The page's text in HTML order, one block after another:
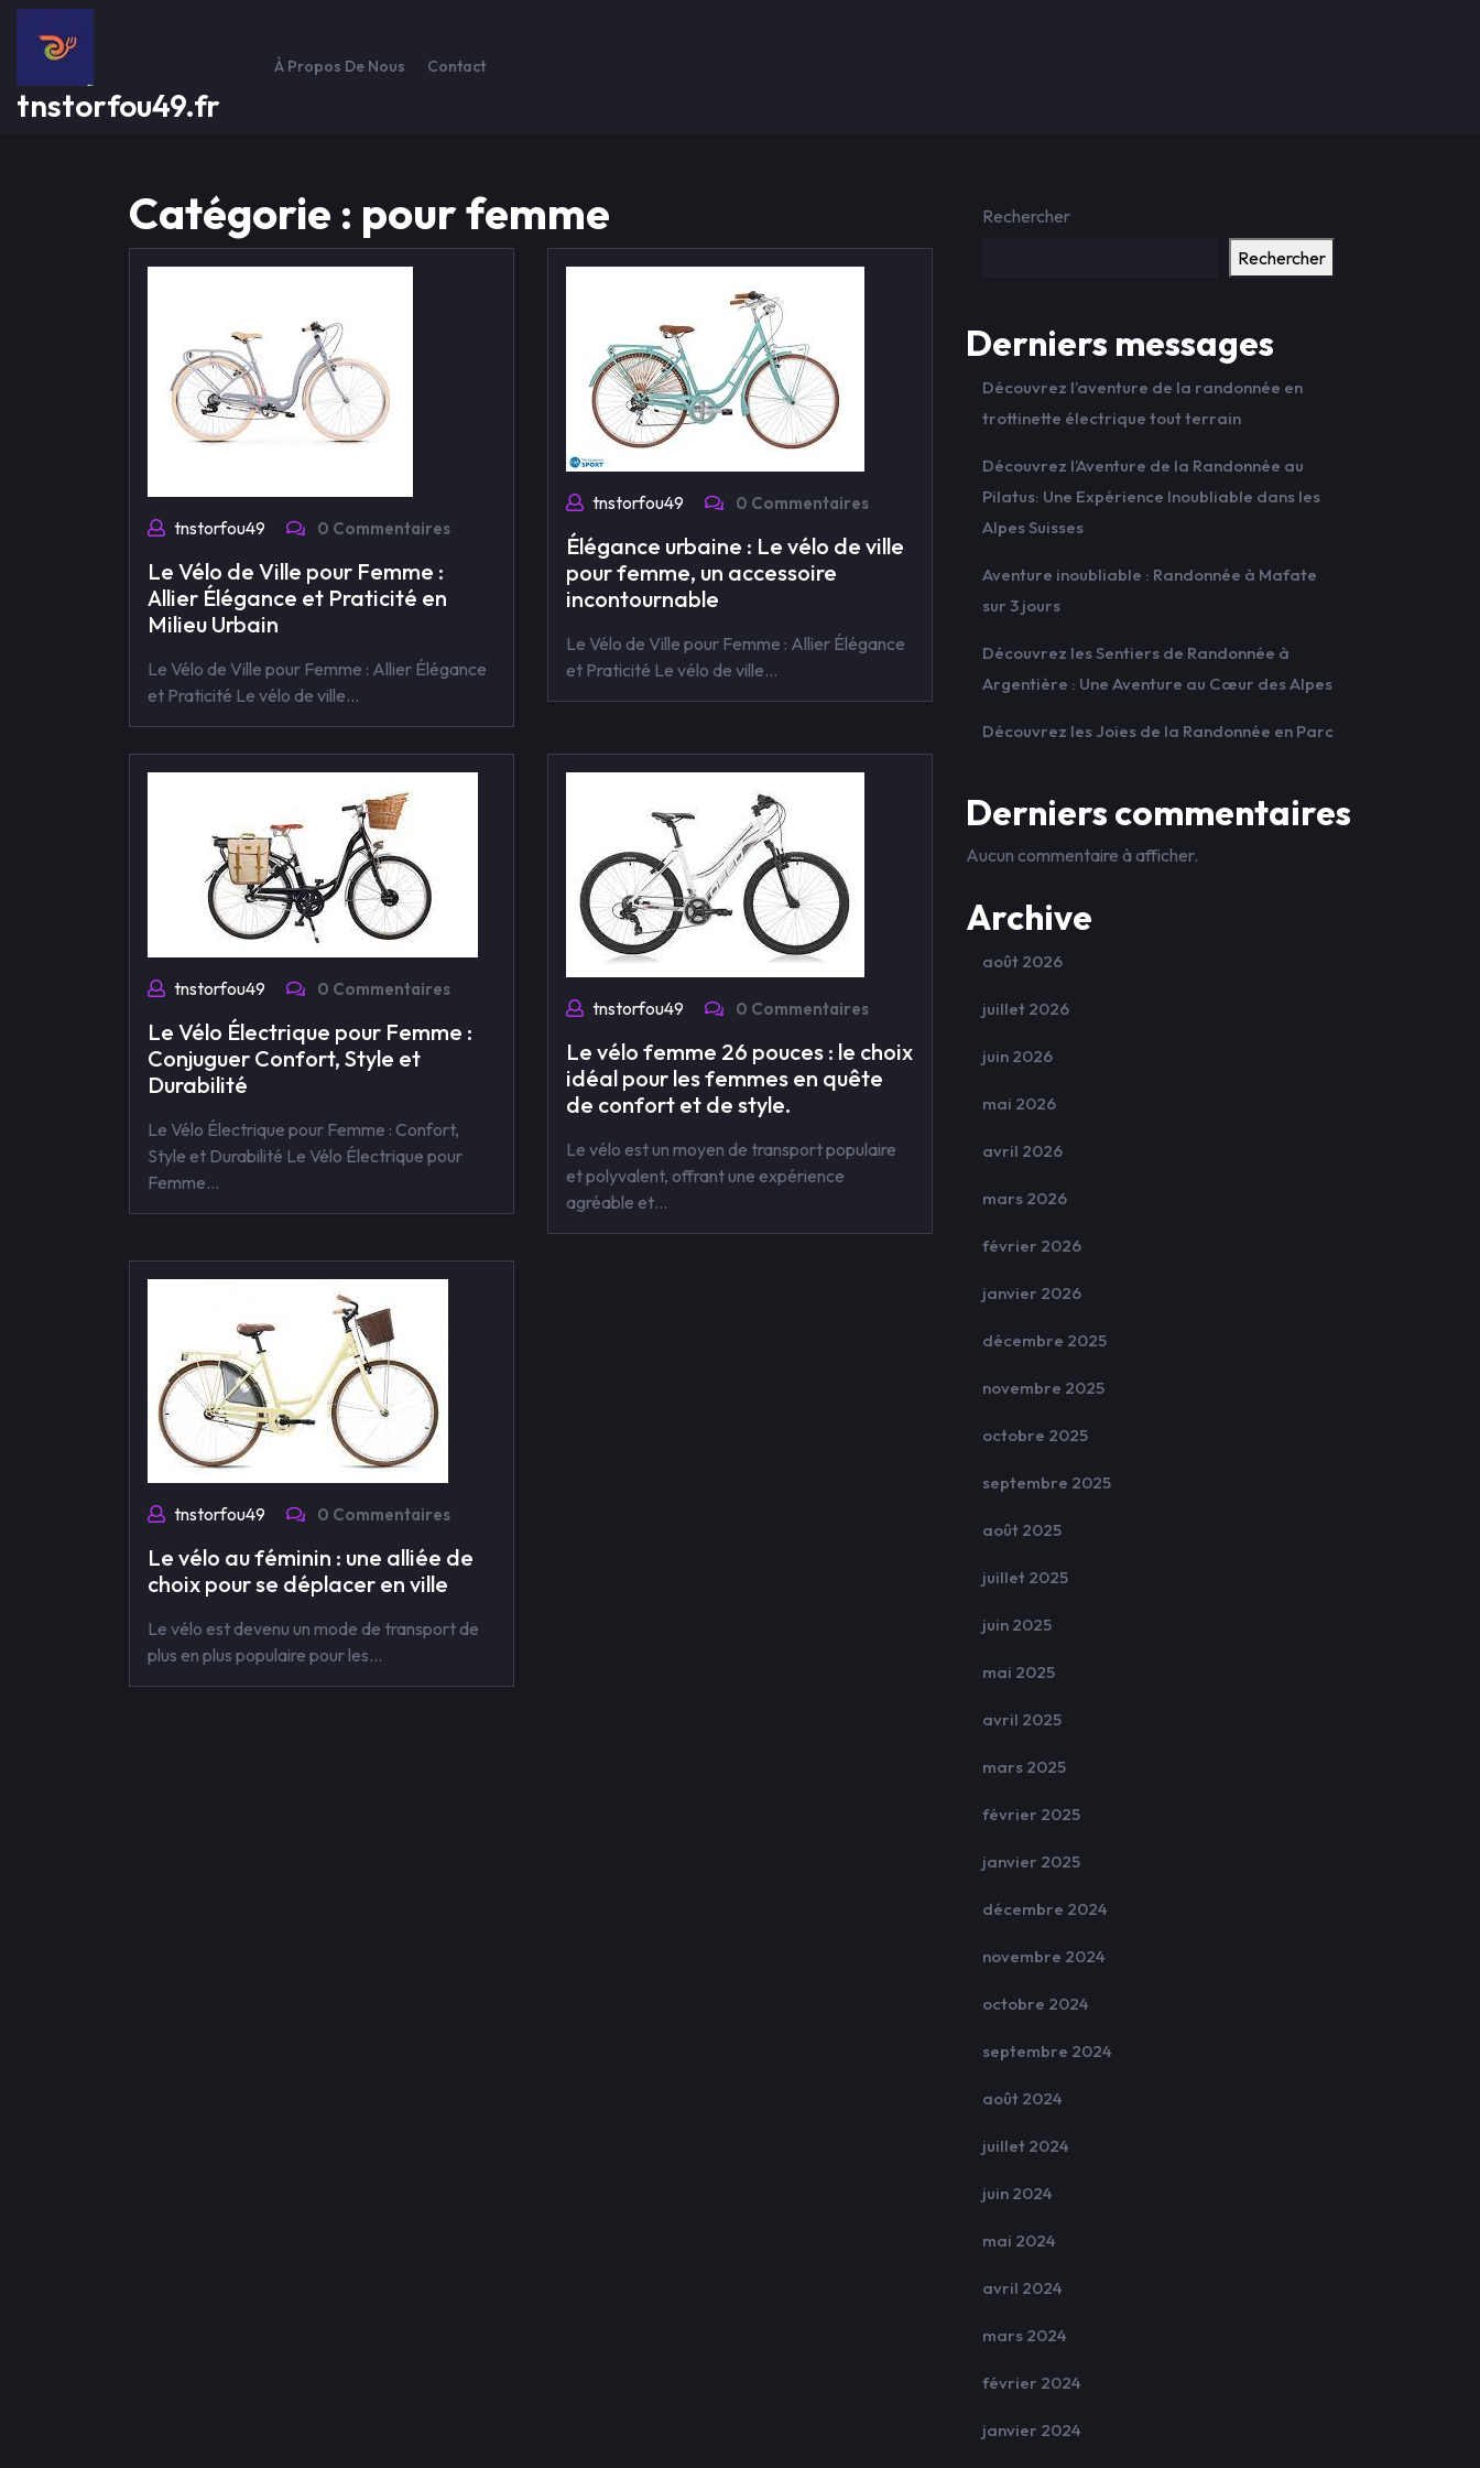
Passer
contenu
tnstorfou49.fr
À Propos De Nous Contact
Catégorie : pour femme
tnstorfou49 0 Commentaires
Le Vélo de Ville pour Femme :
Allier Élégance et Praticité en
Milieu Urbain
Le Vélo de Ville pour Femme : Allier Élégance
et Praticité Le vélo de ville…
tnstorfou49 0 Commentaires
Élégance urbaine : Le vélo de ville
pour femme, un accessoire
incontournable
Le Vélo de Ville pour Femme : Allier Élégance
et Praticité Le vélo de ville…
tnstorfou49 0 Commentaires
Le Vélo Électrique pour Femme :
Conjuguer Confort, Style et
Durabilité
Le Vélo Électrique pour Femme : Confort,
Style et Durabilité Le Vélo Électrique pour
Femme…
tnstorfou49 0 Commentaires
Le vélo femme 26 pouces : le choix
idéal pour les femmes en quête
de confort et de style.
Le vélo est un moyen de transport populaire
et polyvalent, offrant une expérience
agréable et…
tnstorfou49 0 Commentaires
Le vélo au féminin : une alliée de
choix pour se déplacer en ville
Le vélo est devenu un mode de transport de
plus en plus populaire pour les…
Rechercher
Rechercher
Derniers messages
Découvrez l’aventure de la randonnée en
trottinette électrique tout terrain
Découvrez l’Aventure de la Randonnée au
Pilatus: Une Expérience Inoubliable dans les
Alpes Suisses
Aventure inoubliable : Randonnée à Mafate
sur 3 jours
Découvrez les Sentiers de Randonnée à
Argentière : Une Aventure au Cœur des Alpes
Découvrez les Joies de la Randonnée en Parc
Derniers commentaires
Aucun commentaire à afficher.
Archive
août 2026
juillet 2026
juin 2026
mai 2026
avril 2026
mars 2026
février 2026
janvier 2026
décembre 2025
novembre 2025
octobre 2025
septembre 2025
août 2025
juillet 2025
juin 2025
mai 2025
avril 2025
mars 2025
février 2025
janvier 2025
décembre 2024
novembre 2024
octobre 2024
septembre 2024
août 2024
juillet 2024
juin 2024
mai 2024
avril 2024
mars 2024
février 2024
janvier 2024